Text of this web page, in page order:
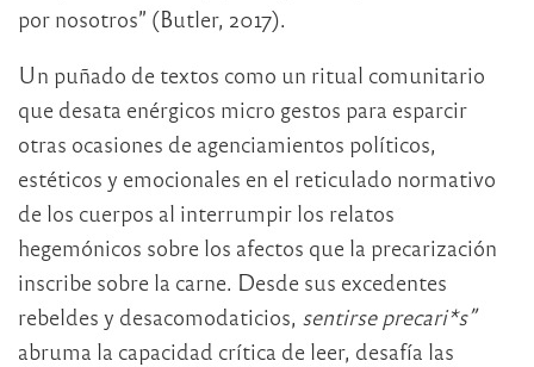
por nosotros” (Butler, 2017).
Un puñado de textos como un ritual comunitario
que desata enérgicos micro gestos para esparcir
otras ocasiones de agenciamientos políticos,
estéticos y emocionales en el reticulado normativo
de los cuerpos al interrumpir los relatos
hegemónicos sobre los afectos que la precarización
inscribe sobre la carne. Desde sus excedentes
rebeldes y desacomodaticios, sentirse precari*s”
abruma la capacidad crítica de leer, desafía las